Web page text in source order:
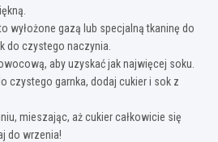
wyłożone gazą lub specjalną tkaninę do
do czystego naczynia.
aby uzyskać jak najwięcej soku.
czystego garnka, dodaj cukier i sok z
mieszając, aż cukier całkowicie się
do wrzenia!